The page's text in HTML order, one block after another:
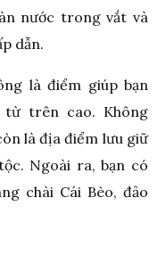
nước trong vắt và
dẫn.
là điểm giúp bạn
từ trên cao. Không
là địa điểm lưu giữ
Ngoài ra, bạn có
chài Cái Bèo, đảo